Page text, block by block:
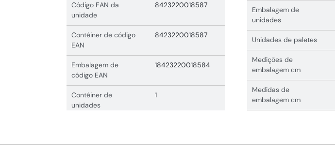
Código EAN da
unidade
8423220018587
Contêiner de código
EAN
8423220018587
Embalagem de
código EAN
18423220018584
Contêiner de
unidades
1
Embalagem de
unidades
Unidades de paletes
Medições de
embalagem cm
Medidas de
embalagem cm